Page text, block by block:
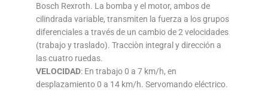
Bosch Rexroth. La bomba y el motor, ambos de
cilindrada variable, transmiten la fuerza a los grupos
diferenciales a través de un cambio de 2 velocidades
(trabajo y traslado). Tracciòn integral y dirección a
las cuatro ruedas.
VELOCIDAD: En trabajo 0 a 7 km/h, en
desplazamiento 0 a 14 km/h. Servomando eléctrico.